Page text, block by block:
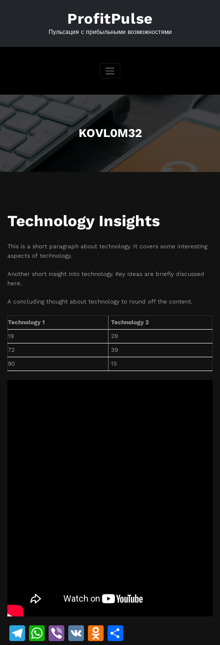
ProfitPulse
Пульсация с прибыльными возможностями
KOVL0M32
Technology Insights
This is a short paragraph about technology. It covers some interesting
aspects of technology.
Another short insight into technology. Key ideas are briefly discussed
here.
A concluding thought about technology to round off the content.
Technology 1
Technology 2
19
29
72
39
90
15
Telegram
WhatsApp
Viber
VK Odnoklassniki